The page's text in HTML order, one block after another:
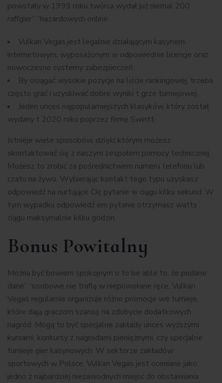
powstały w 1999 roku twórca wydał już niemal 200
raffgier” “hazardowych online.
Vulkan Vegas jest legalnie działającym kasynem
internetowym, wyposażonym w odpowiednie licencje oraz
nowoczesne systemy zabezpieczeń.
By osiągać wysokie pozycje na liście rankingowej, trzeba
często grać i uzyskiwać dobre wyniki t grze turniejowej.
Jeden unces najpopularniejszych klasyków, który został
wydany t 2020 roku poprzez firmę Swintt.
Istnieje wiele sposobów, dzięki którym możesz
skontaktować się z naszym zespołem pomocy technicznej.
Możesz to zrobić za pośrednictwem numeru telefonu lub
czatu na żywo. Wybierając kontakt tego typu uzyskasz
odpowiedź na nurtujące Cię pytanie w ciągu kilku sekund. W
tym wypadku odpowiedź em pytanie otrzymasz watts
ciągu maksymalnie kilku godzin.
Bonus Powitalny
Można być bowiem spokojnym o to be able to, że podane
dane” “osobowe nie trafią w niepowołane ręce. Vulkan
Vegas regularnie organizuje różne promocje we turnieje,
które dają graczom szansę na zdobycie dodatkowych
nagród. Mogą to być specjalne zakłady unces wyższymi
kursami, konkursy z nagrodami pieniężnymi, czy specjalne
turnieje gier kasynowych. W sektorze zakładów
sportowych w Polsce, Vulkan Vegas jest oceniane jako
jedno z najbardziej niezawodnych miejsc do obstawiania